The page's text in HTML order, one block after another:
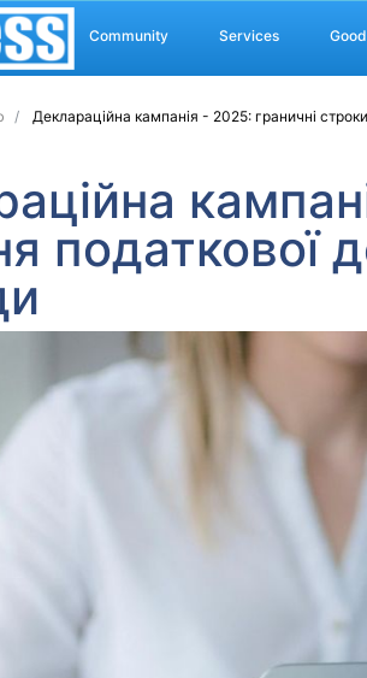
Community Services
Деклараційна кампанія - 2025: граничні
податкової